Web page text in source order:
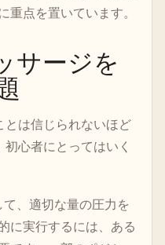
重点を置いています。
サージを
とは信じられないほど
心者にとってはいく
、適切な量の圧力を
に実行するには、ある